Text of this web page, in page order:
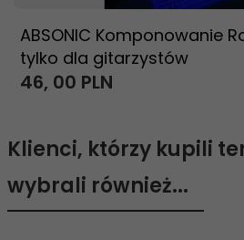
ABSONIC Komponowanie
tylko dla gitarzystów
46, 00 PLN
Klienci, którzy kupili
wybrali również...